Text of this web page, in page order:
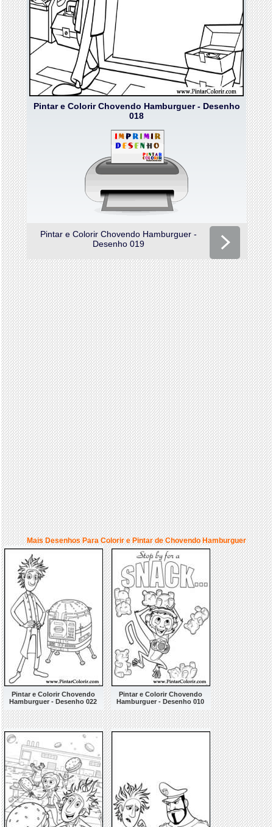
Pintar e Colorir Chovendo Hamburguer - Desenho
018
Pintar e Colorir Chovendo Hamburguer -
Desenho 019
Mais Desenhos Para Colorir e Pintar de Chovendo Hamburguer
Pintar e Colorir Chovendo
Hamburguer - Desenho 022
Pintar e Colorir Chovendo
Hamburguer - Desenho 010